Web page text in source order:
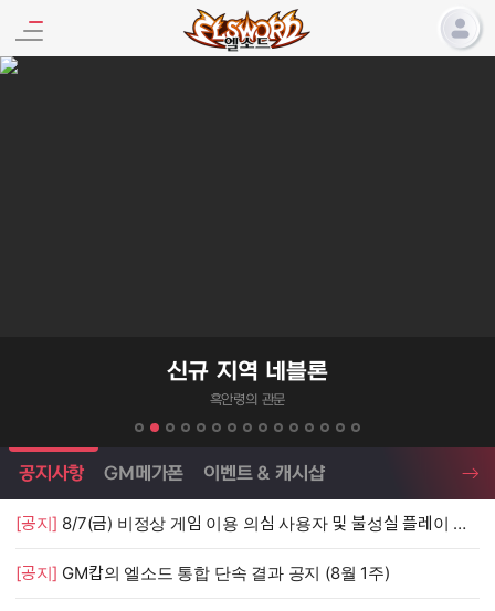
엘소드 프로모션
신규 지역 네블론
흑안령의 관문
엘소드 소식
공지사항 GM메가폰 이벤트 & 캐시샵
[공지] 8/7(금) 비정상 게임 이용 의심 사용자 및 불성실 플레이 단속 안내
[공지] GM캅의 엘소드 통합 단속 결과 공지 (8월 1주)